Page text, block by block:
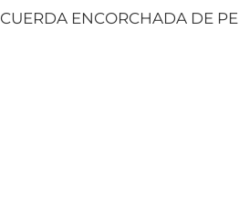
CUERDA ENCORCHADA DE PE